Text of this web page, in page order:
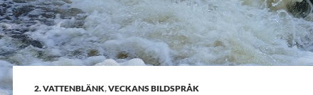
2. VATTENBLÄNK,VECKANS BILDSPRÅK